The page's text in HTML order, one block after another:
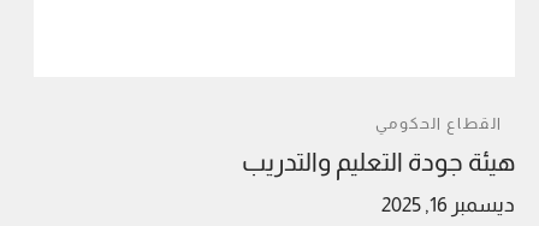
القطاع الحكومي
هيئة جودة التعليم والتدريب
ديسمبر 16, 2025